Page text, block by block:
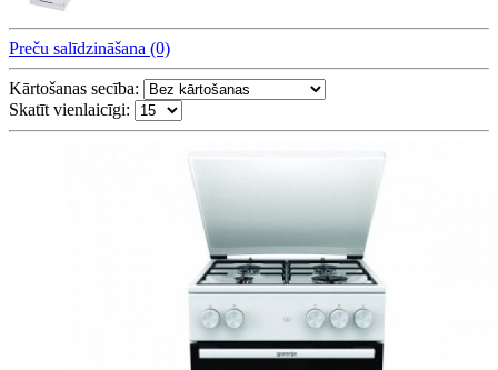
Preču salīdzināšana (0)
Kārtošanas secība:
Skatīt vienlaicīgi: